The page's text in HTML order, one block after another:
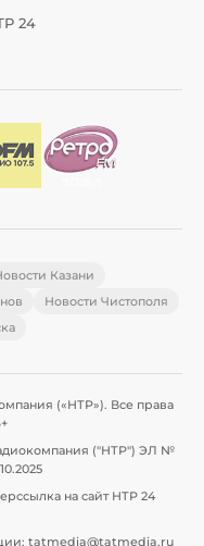
24
Казани
Новости Чистополя
(«НТР»). Все права
("НТР") ЭЛ №
на сайт НТР 24
tatmedia@tatmedia.ru